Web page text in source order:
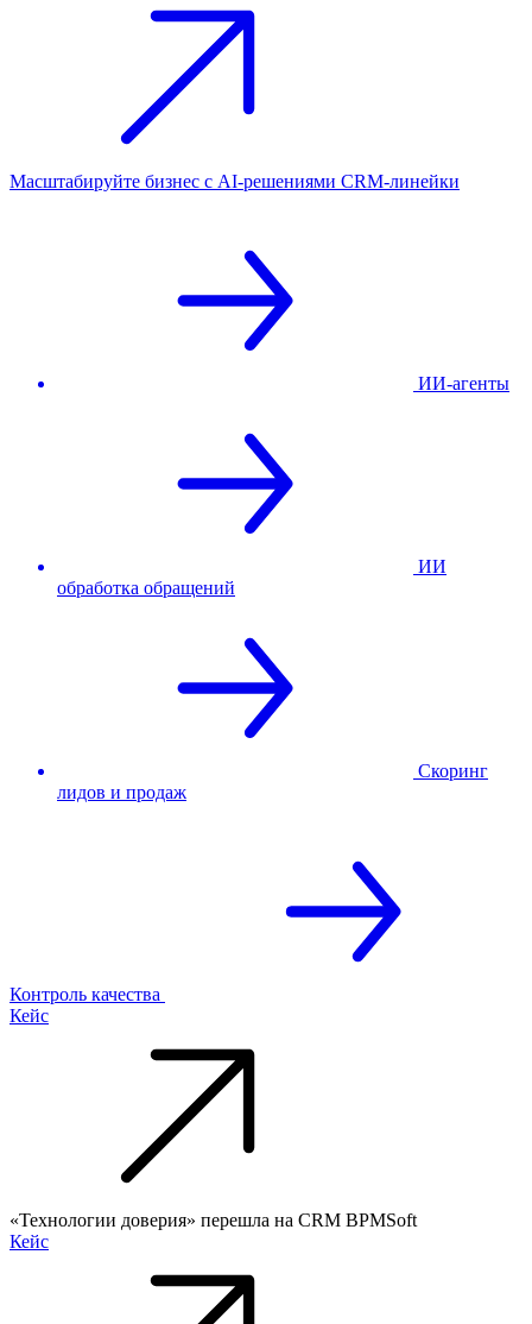
Масштабируйте бизнес с AI‑решениями CRM‑линейки
ИИ-агенты
ИИ
обработка обращений
Скоринг
лидов и продаж
Контроль качества
Кейс
«Технологии доверия» перешла на CRM BPMSoft
Кейс